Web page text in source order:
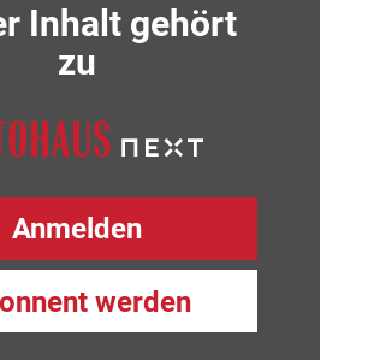
Inhalt gehört
zu
Anmelden
werden